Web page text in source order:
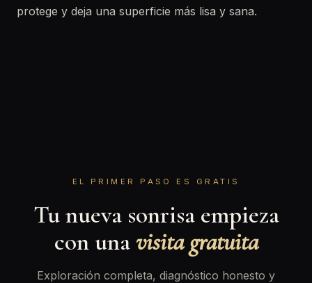
protege y deja una superficie más lisa y sana.
EL PRIMER PASO ES GRATIS
Tu nueva sonrisa empieza
con unavisita gratuita
Exploración completa, diagnóstico honesto y